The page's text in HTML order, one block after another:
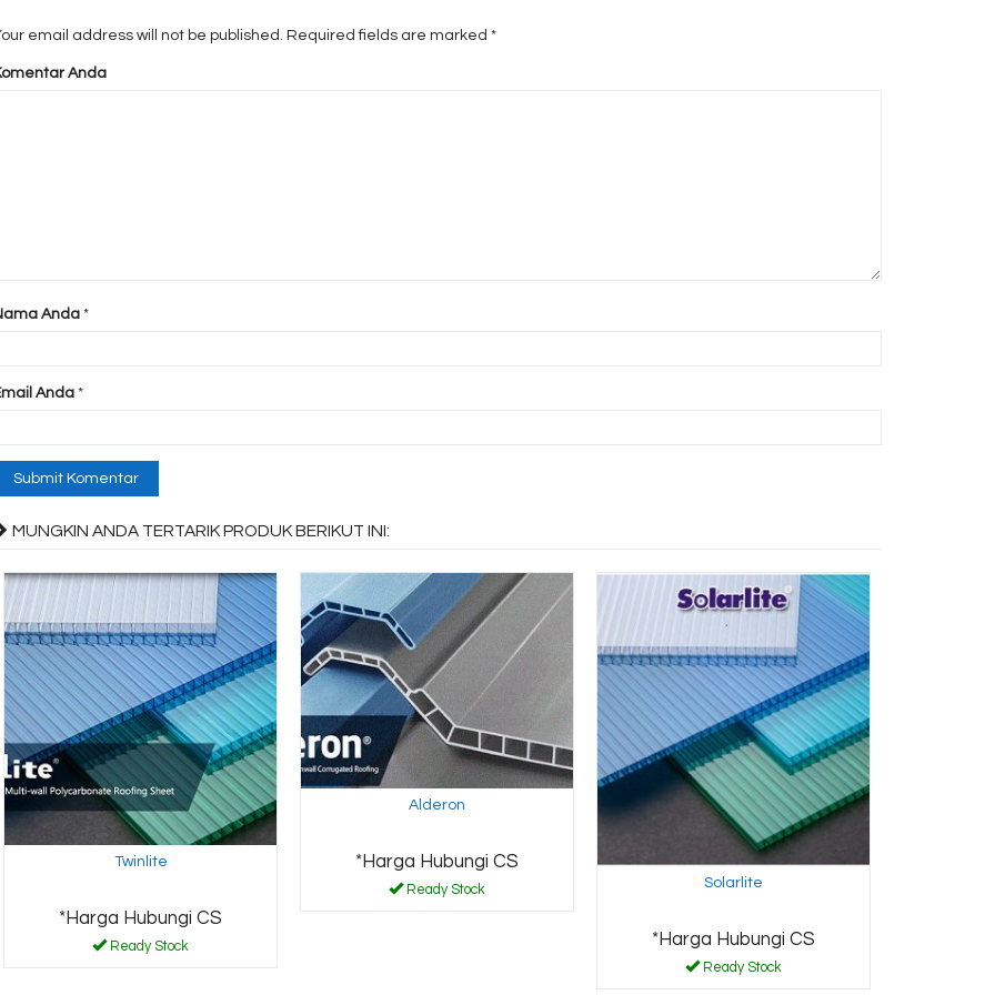
email address will not be published. Required fields are marked*
Anda
Anda *
Anda *
MUNGKIN ANDA TERTARIK PRODUK BERIKUT INI:
Twinlite
*Harga Hubungi CS
Ready Stock
Alderon
*Harga Hubungi CS
Ready Stock Solarlite
*Harga Hubungi CS
Ready Stock